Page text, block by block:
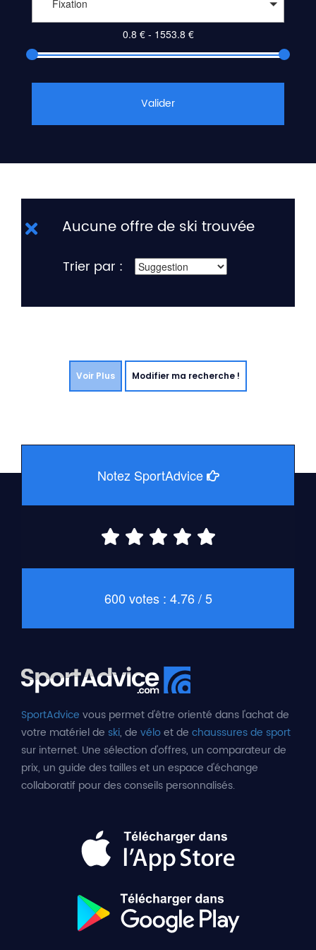
Fixation
Valider
Aucune offre de ski trouvée
Trier par :
Voir Plus Modifier ma recherche !
Notez SportAdvice
600 votes : 4.76 / 5
SportAdvice vous permet d'être orienté dans l'achat de
votre matériel de ski, de véloet de chaussures de sport
sur internet. Une sélection d'offres, un comparateur de
prix, un guide des tailles et un espace d'échange
collaboratif pour des conseils personnalisés.